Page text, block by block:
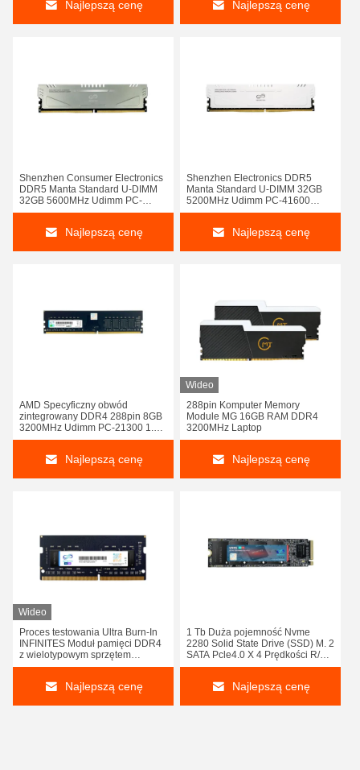
Najlepszą cenę
Speed do 5000MHz
Najlepszą cenę
Shenzhen Consumer Electronics
DDR5 Manta Standard U-DIMM
32GB 5600MHz Udimm PC-
44800 1.25V Non Ecc Gen 4
Najlepszą cenę
Shenzhen Electronics DDR5
Manta Standard U-DIMM 32GB
5200MHz Udimm PC-41600
1.25V Non Ecc Gen 4 Pamięć
Pamięć ShenzhenNajlepszą cenę
AMD Specyficzny obwód
zintegrowany DDR4 288pin 8GB
3200MHz Udimm PC-21300 1.2V
Non Ecc Gen 4 Memory
Module
Najlepszą cenę
Wideo
288pin Komputer Memory
Module MG 16GB RAM DDR4
3200MHz Laptop
Najlepszą cenę
Wideo
Proces testowania Ultra Burn-In
INFINITES Moduł pamięci DDR4
z wielotypowym sprzętem
półprzewodnikowym do
Najlepszą cenę
1 Tb Duża pojemność Nvme
2280 Solid State Drive (SSD) M. 2
SATA Pcle4.0 X 4 Prędkości R/W
7455MB/S ~ 6847MB/S
Najlepszą cenę